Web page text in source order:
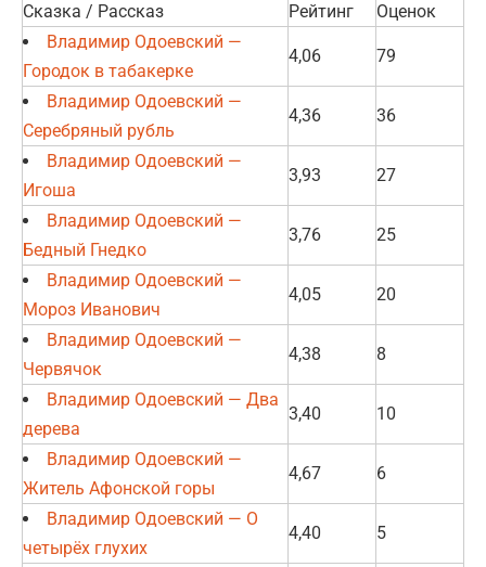
Сказка / Рассказ Рейтинг
Оценок
Владимир Одоевский —
Городок в табакерке
4,06 79
Владимир Одоевский —
Серебряный рубль
4,36 36
Владимир Одоевский —
Игоша
3,93 27
Владимир Одоевский —
Бедный Гнедко
3,76 25
Владимир Одоевский —
Мороз Иванович
4,05 20
Владимир Одоевский —
Червячок
4,38 8
Владимир Одоевский — Два
дерева
3,40 10
Владимир Одоевский —
Житель Афонской горы
4,67 6
Владимир Одоевский — О
четырёх глухих
4,40 5